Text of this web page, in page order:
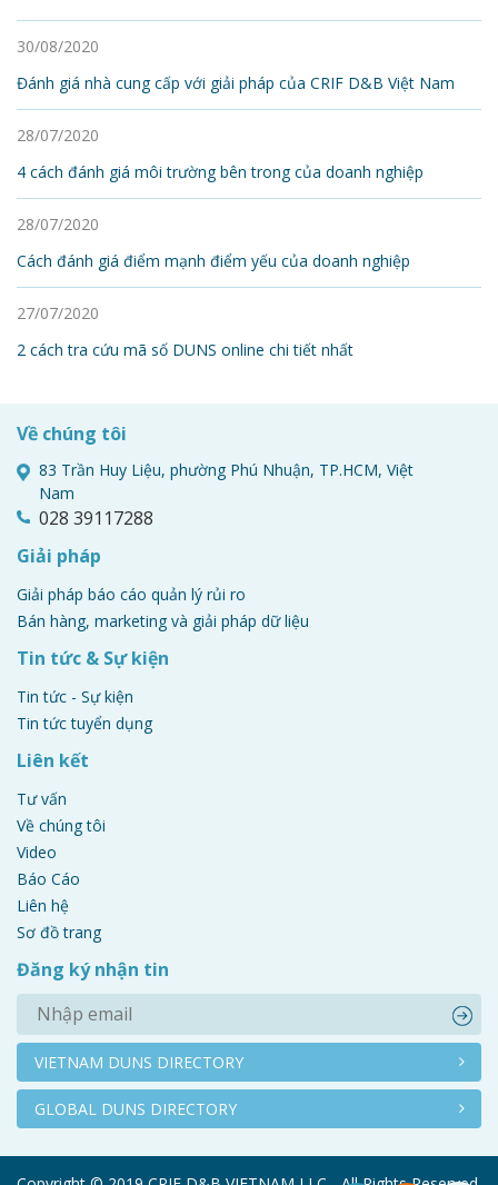
30/08/2020
Đánh giá nhà cung cấp với giải pháp của CRIF D&B Việt Nam
28/07/2020
4 cách đánh giá môi trường bên trong của doanh nghiệp
28/07/2020
Cách đánh giá điểm mạnh điểm yếu của doanh nghiệp
27/07/2020
2 cách tra cứu mã số DUNS online chi tiết nhất
Về chúng tôi
83 Trần Huy Liệu, phường Phú Nhuận, TP.HCM, Việt
Nam
028 39117288
Giải pháp
Giải pháp báo cáo quản lý rủi ro
Bán hàng, marketing và giải pháp dữ liệu
Tin tức & Sự kiện
Tin tức - Sự kiện
Tin tức tuyển dụng
Liên kết
Tư vấn
Về chúng tôi
Video
Báo Cáo
Liên hệ
Sơ đồ trang
Đăng ký nhận tin
VIETNAM DUNS DIRECTORY
GLOBAL DUNS DIRECTORY